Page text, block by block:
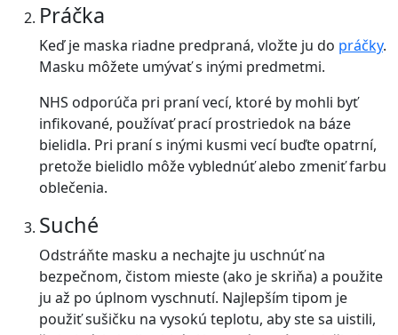
Práčka
Keď je maska riadne predpraná, vložte ju do práčky.
Masku môžete umývať s inými predmetmi.
NHS odporúča pri praní vecí, ktoré by mohli byť
infikované, používať prací prostriedok na báze
bielidla. Pri praní s inými kusmi vecí buďte opatrní,
pretože bielidlo môže vyblednúť alebo zmeniť farbu
oblečenia.
Suché
Odstráňte masku a nechajte ju uschnúť na
bezpečnom, čistom mieste (ako je skriňa) a použite
ju až po úplnom vyschnutí. Najlepším tipom je
použiť sušičku na vysokú teplotu, aby ste sa uistili,